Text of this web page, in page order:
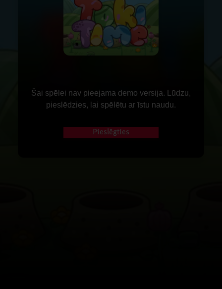
Šai spēlei nav pieejama demo versija. Lūdzu,
pieslēdzies, lai spēlētu ar īstu naudu.
Pieslēgties